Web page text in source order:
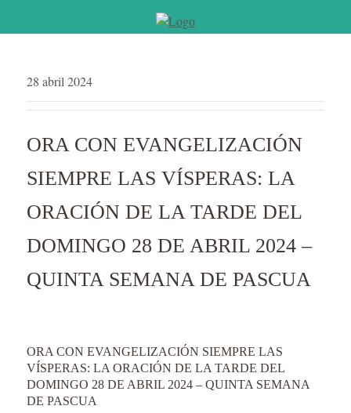
28 abril 2024
ORA CON EVANGELIZACIÓN
SIEMPRE LAS VÍSPERAS: LA
ORACIÓN DE LA TARDE DEL
DOMINGO 28 DE ABRIL 2024 –
QUINTA SEMANA DE PASCUA
ORA CON EVANGELIZACIÓN SIEMPRE LAS
VÍSPERAS: LA ORACIÓN DE LA TARDE DEL
DOMINGO 28 DE ABRIL 2024 – QUINTA SEMANA
DE PASCUA